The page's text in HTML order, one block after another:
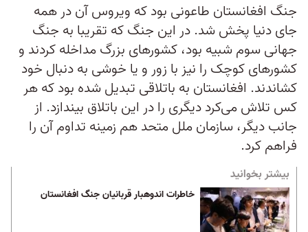
جنگ افغانستان طاعونی بود که ویروس آن در همه
جای دنیا پخش شد. در این جنگ که تقریبا به جنگ
جهانی سوم شبیه بود، کشورهای بزرگ مداخله کردند و
کشورهای کوچک را نیز با زور و یا خوشی به دنبال خود
کشاندند. افغانستان به باتلاقی تبدیل شده بود که هر
کس تلاش می‌کرد دیگری را در این باتلاق بیندازد. از
جانب دیگر، سازمان ملل متحد هم زمینه تداوم آن را
فراهم کرد.
بیشتر بخوانید
خاطرات اندوهبار قربانیان جنگ افغانستان